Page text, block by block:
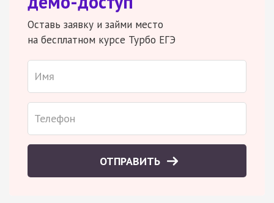
Оставь заявку и займи место
на бесплатном курсе Турбо ЕГЭ
ОТПРАВИТЬ